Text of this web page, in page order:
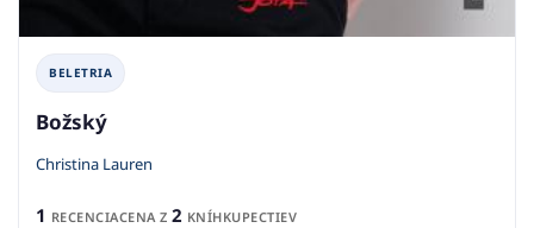
BELETRIA
Božský
Christina Lauren
1 RECENCIACENA Z 2 KNÍHKUPECTIEV